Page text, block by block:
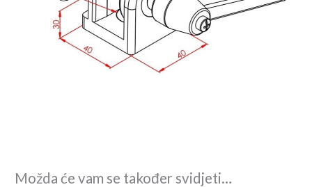
Možda će vam se također svidjeti…